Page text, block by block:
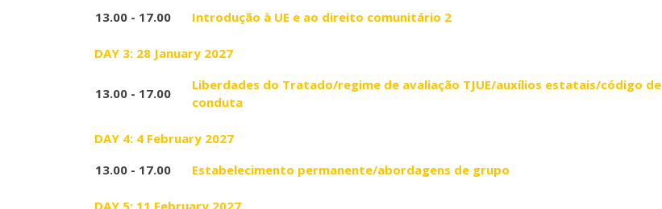
13.00 - 17.00
Introdução à UE e ao direito comunitário 2
DAY 3: 28 January 2027
13.00 - 17.00
Liberdades do Tratado/regime de avaliação TJUE/auxílios estatais/código de
conduta
DAY 4: 4 February 2027
13.00 - 17.00
Estabelecimento permanente/abordagens de grupo
DAY 5: 11 February 2027